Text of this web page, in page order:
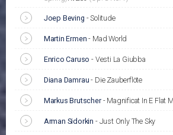
Joep Beving -Solitude
Martin Ermen - Mad World
Enrico Caruso - Vesti La Giubba
Diana Damrau - Die Zauberflöte
Markus Brutscher- Magnificat In E Flat
Arman Sidorkin - Just Only The Sky